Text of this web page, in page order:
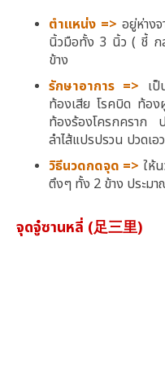
ตำแหน่ง =>อยู่ห่าง
นิ้วมือทั้ง 3 นิ้ว ( ชี้ ก
ข้าง
รักษาอาการ => เ
ท้องเสีย โรคบิด ท้อง
ท้องร้องโครกคราก
ลำไส้แปรปรวน ปวดเอว
วิธีนวดกดจุด => ให้
ตึงๆ ทั้ง 2 ข้าง ประม
จุดจู๋ซานหลี่ (足三里)